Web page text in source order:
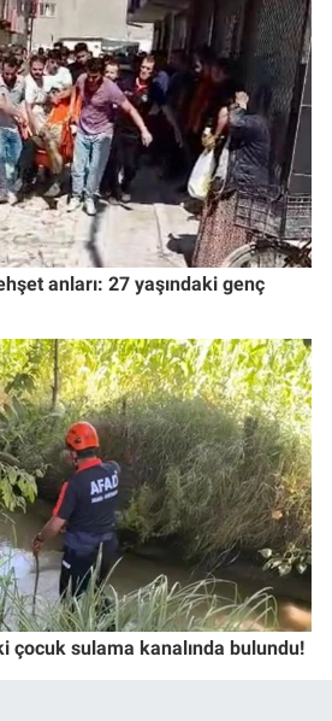
anları: 27 yaşındaki genç
çocuk sulama kanalında bulundu!